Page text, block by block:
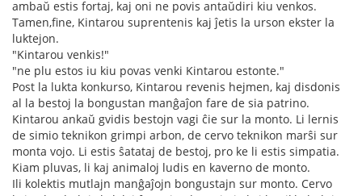
ambaŭ estis fortaj, kaj oni ne povis antaŭdiri kiu venkos.
Tamen,fine, Kintarou suprentenis kaj ĵetis la urson ekster la
luktejon.
"Kintarou venkis!"
"ne plu estos iu kiu povas venki Kintarou estonte."
Post la lukta konkurso, Kintarou revenis hejmen, kaj disdonis
al la bestoj la bongustan manĝaĵon fare de sia patrino.
Kintarou ankaŭ gvidis bestojn vagi ĉie sur la monto. Li lernis
de simio teknikon grimpi arbon, de cervo teknikon marŝi sur
monta vojo. Li estis ŝatataj de bestoj, pro ke li estis simpatia.
Kiam pluvas, li kaj animaloj ludis en kaverno de monto.
Ili kolektis mutlajn manĝaĵojn bongustajn sur monto. Cervo